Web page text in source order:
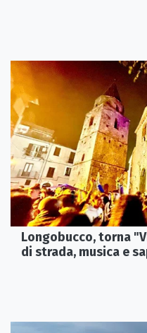
Longobucco, torna
di strada, musica e